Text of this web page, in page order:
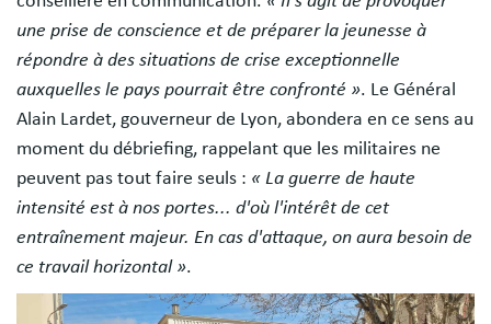
une prise de conscience et de préparer la jeunesse à
répondre à des situations de crise exceptionnelle
auxquelles le pays pourrait être confronté ». Le Général
Alain Lardet, gouverneur de Lyon, abondera en ce sens au
moment du débriefing, rappelant que les militaires ne
peuvent pas tout faire seuls : « La guerre de haute
intensité est à nos portes... d'où l'intérêt de cet
entraînement majeur. En cas d'attaque, on aura besoin de
ce travail horizontal ».
Image